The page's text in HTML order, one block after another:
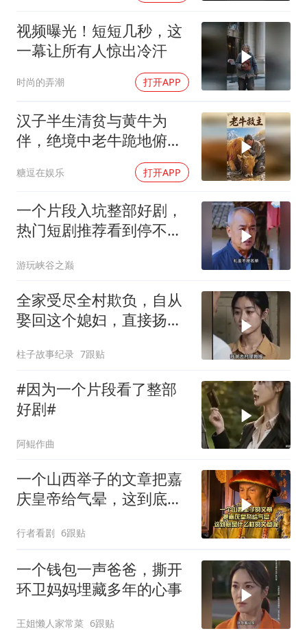
视频曝光！短短几秒，这
一幕让所有人惊出冷汗
时尚的弄潮 打开APP
汉子半生清贫与黄牛为
伴，绝境中老牛跪地俯身
糖逗在娱乐 打开APP
一个片段入坑整部好剧，
热门短剧推荐看到停不下
游玩峡谷之巅
全家受尽全村欺负，自从
娶回这个媳妇，直接扬眉
柱子故事纪录 7跟贴
#因为一个片段看了整部
好剧#
阿鲲作曲
一个山西举子的文章把嘉
庆皇帝给气晕，这到底是
行者看剧 6跟贴
一个钱包一声爸爸，撕开
环卫妈妈埋藏多年的心事
王姐懒人家常菜 6跟贴